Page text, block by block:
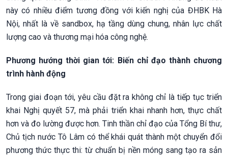
này có nhiều điểm tương đồng với kiến nghị của ĐHBK Hà
Nội, nhất là về sandbox, hạ tầng dùng chung, nhân lực chất
lượng cao và thương mại hóa công nghệ.
Phương hướng thời gian tới: Biến chỉ đạo thành chương
trình hành động
Trong giai đoạn tới, yêu cầu đặt ra không chỉ là tiếp tục triển
khai Nghị quyết 57, mà phải triển khai nhanh hơn, thực chất
hơn và đo lường được hơn. Tinh thần chỉ đạo của Tổng Bí thư,
Chủ tịch nước Tô Lâm có thể khái quát thành một chuyển đổi
phương thức thực thi: từ chuẩn bị nền móng sang tạo ra sản